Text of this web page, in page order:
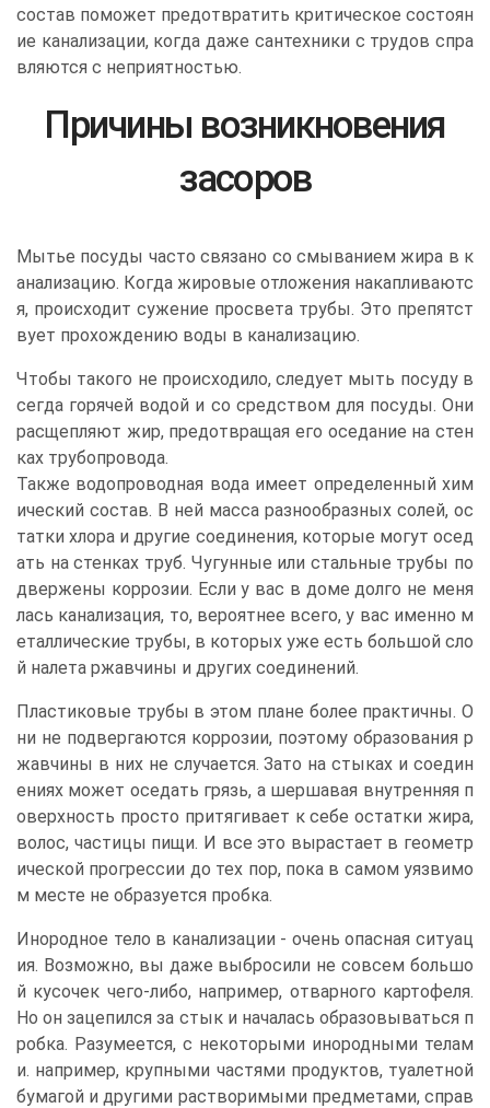
состав поможет предотвратить критическое состоян
ие канализации, когда даже сантехники с трудов спра
вляются с неприятностью.
Причины возникновения
засоров
Мытье посуды часто связано со смыванием жира в к
анализацию. Когда жировые отложения накапливаютс
я, происходит сужение просвета трубы. Это препятст
вует прохождению воды в канализацию.
Чтобы такого не происходило, следует мыть посуду в
сегда горячей водой и со средством для посуды. Они
расщепляют жир, предотвращая его оседание на стен
ках трубопровода.
Также водопроводная вода имеет определенный хим
ический состав. В ней масса разнообразных солей, ос
татки хлора и другие соединения, которые могут осед
ать на стенках труб. Чугунные или стальные трубы по
двержены коррозии. Если у вас в доме долго не меня
лась канализация, то, вероятнее всего, у вас именно м
еталлические трубы, в которых уже есть большой сло
й налета ржавчины и других соединений.
Пластиковые трубы в этом плане более практичны. О
ни не подвергаются коррозии, поэтому образования р
жавчины в них не случается. Зато на стыках и соедин
ениях может оседать грязь, а шершавая внутренняя п
оверхность просто притягивает к себе остатки жира,
волос, частицы пищи. И все это вырастает в геометр
ической прогрессии до тех пор, пока в самом уязвимо
м месте не образуется пробка.
Инородное тело в канализации - очень опасная ситуац
ия. Возможно, вы даже выбросили не совсем большо
й кусочек чего-либо, например, отварного картофеля.
Но он зацепился за стык и началась образовываться п
робка. Разумеется, с некоторыми инородными телам
и. например, крупными частями продуктов, туалетной
бумагой и другими растворимыми предметами, справ